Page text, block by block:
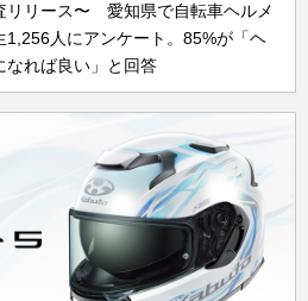
リリース〜 愛知県で自転車ヘルメ
1,256人にアンケート。85%が「ヘ
なれば良い」と回答